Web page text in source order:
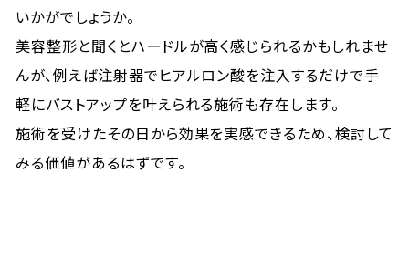
いかがでしょうか。
美容整形と聞くとハードルが高く感じられるかもしれませ
んが、例えば注射器でヒアルロン酸を注入するだけで手
軽にバストアップを叶えられる施術も存在します。
施術を受けたその日から効果を実感できるため、検討して
みる価値があるはずです。